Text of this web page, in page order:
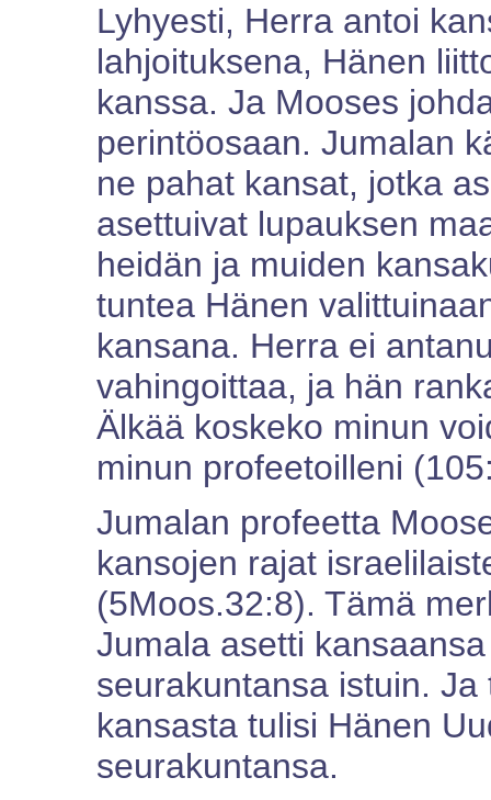
Lyhyesti, Herra antoi
lahjoituksena, Hänen
kanssa. Ja Mooses
perintöosaan. Jumalan
ne pahat kansat, jotka
asettuivat lupauksen
heidän ja muiden
tuntea Hänen
kansana. Herra ei
vahingoittaa, ja hän
Älkää koskeko minun
minun profeetoilleni
Jumalan profeetta
kansojen rajat
(5Moos.32:8). Tämä
Jumala asetti
seurakuntansa istuin.
kansasta tulisi Hänen
seurakuntansa.